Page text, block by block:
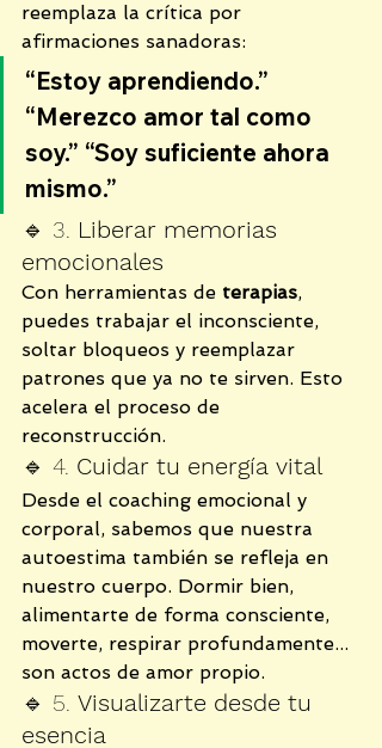
reemplaza la crítica por
afirmaciones sanadoras:
“Estoy aprendiendo.”
“Merezco amor tal como
soy.” “Soy suficiente ahora
mismo.”
🔹 3. Liberar memorias
emocionales
Con herramientas de terapias,
puedes trabajar el inconsciente,
soltar bloqueos y reemplazar
patrones que ya no te sirven. Esto
acelera el proceso de
reconstrucción.
🔹 4. Cuidar tu energía vital
Desde el coaching emocional y
corporal, sabemos que nuestra
autoestima también se refleja en
nuestro cuerpo. Dormir bien,
alimentarte de forma consciente,
moverte, respirar profundamente...
son actos de amor propio.
🔹 5. Visualizarte desde tu
esencia